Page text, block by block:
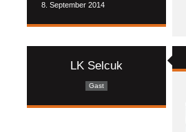
8. September 2014
LK Selcuk
Gast